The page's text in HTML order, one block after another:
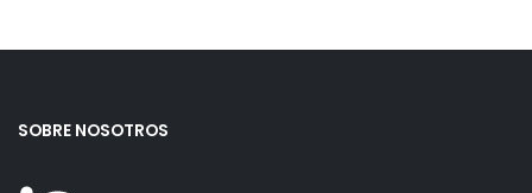
SOBRE NOSOTROS